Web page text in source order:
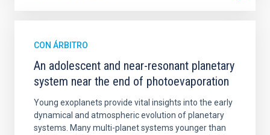
CON ÁRBITRO
An adolescent and near-resonant planetary
system near the end of photoevaporation
Young exoplanets provide vital insights into the early
dynamical and atmospheric evolution of planetary
systems. Many multi-planet systems younger than